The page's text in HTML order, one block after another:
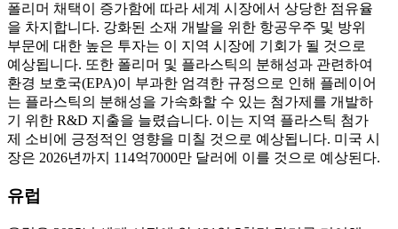
폴리머 채택이 증가함에 따라 세계 시장에서 상당한 점유율
을 차지합니다. 강화된 소재 개발을 위한 항공우주 및 방위
부문에 대한 높은 투자는 이 지역 시장에 기회가 될 것으로
예상됩니다. 또한 폴리머 및 플라스틱의 분해성과 관련하여
환경 보호국(EPA)이 부과한 엄격한 규정으로 인해 플레이어
는 플라스틱의 분해성을 가속화할 수 있는 첨가제를 개발하
기 위한 R&D 지출을 늘렸습니다. 이는 지역 플라스틱 첨가
제 소비에 긍정적인 영향을 미칠 것으로 예상됩니다. 미국 시
장은 2026년까지 114억7000만 달러에 이를 것으로 예상된다.
유럽